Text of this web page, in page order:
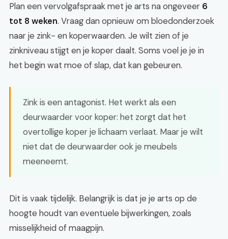
Plan een vervolgafspraak met je arts na ongeveer 6
tot 8 weken. Vraag dan opnieuw om bloedonderzoek
naar je zink- en koperwaarden. Je wilt zien of je
zinkniveau stijgt en je koper daalt. Soms voel je je in
het begin wat moe of slap, dat kan gebeuren.
Zink is een antagonist. Het werkt als een
deurwaarder voor koper: het zorgt dat het
overtollige koper je lichaam verlaat. Maar je wilt
niet dat de deurwaarder ook je meubels
meeneemt.
Dit is vaak tijdelijk. Belangrijk is dat je je arts op de
hoogte houdt van eventuele bijwerkingen, zoals
misselijkheid of maagpijn.